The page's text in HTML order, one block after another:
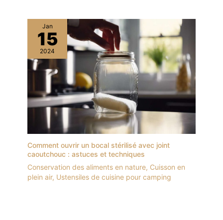
Jan
15
2024
Comment ouvrir un bocal stérilisé avec joint
caoutchouc : astuces et techniques
Conservation des aliments en nature, Cuisson en
plein air, Ustensiles de cuisine pour camping